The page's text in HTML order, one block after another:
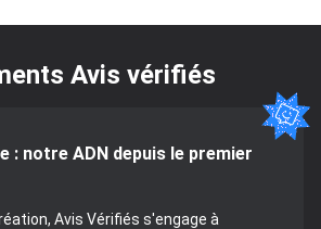
Avis vérifiés
: notre ADN depuis le premier
Avis Vérifiés s'engage à